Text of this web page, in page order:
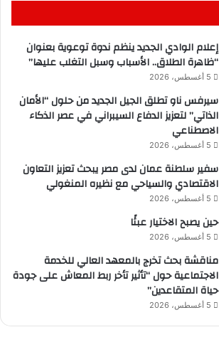
إعلام الوادي الجديد ينظم ندوة توعوية بعنوان
“ظاهرة الطلاق.. الأسباب وسبل التغلب عليها”
5 أغسطس، 2026
سيرفس ناو تطلق الجيل الجديد من حلول “الأمان
الذاتي” لتعزيز الدفاع السيبراني في عصر الذكاء
الاصطناعي
5 أغسطس، 2026
سفير سلطنة عمان لدى مصر يبحث تعزيز التعاون
الاقتصادي والسياحي مع نظيره المنغولي
5 أغسطس، 2026
حين يصبح الاختيار عبئًا
5 أغسطس، 2026
مناقشة بحث تخرج بالمعهد العالي للخدمة
الاجتماعية حول “تأثير تأخر ربط المعاش على جودة
حياة المتقاعدين”
5 أغسطس، 2026